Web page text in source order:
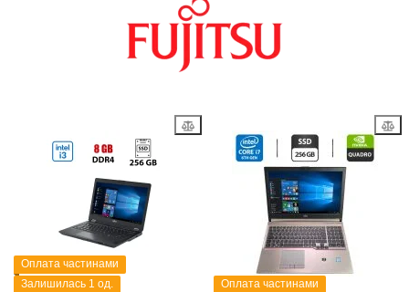
Оплата частинами
Залишилась 1 од.
Оплата частинами